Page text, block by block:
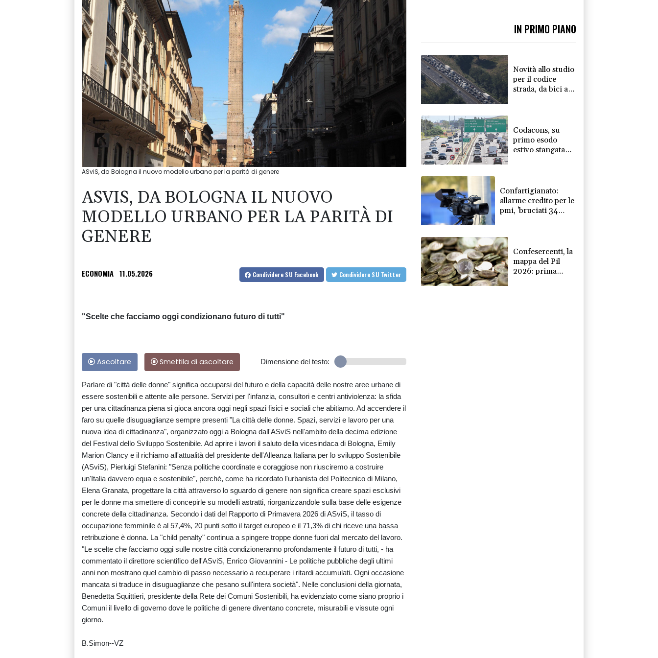
ASviS, da Bologna il nuovo modello urbano per la parità di genere
ASVIS, DA BOLOGNA IL NUOVO
MODELLO URBANO PER LA PARITÀ DI
GENERE
ECONOMIA 11.05.2026 Condividere SU Facebook Condividere SU Twitter
"Scelte che facciamo oggi condizionano futuro di tutti"
Ascoltare Smettila di ascoltare Dimensione del testo:
Parlare di "città delle donne" significa occuparsi del futuro e della capacità delle nostre aree urbane di
essere sostenibili e attente alle persone. Servizi per l'infanzia, consultori e centri antiviolenza: la sfida
per una cittadinanza piena si gioca ancora oggi negli spazi fisici e sociali che abitiamo. Ad accendere il
faro su quelle disuguaglianze sempre presenti "La città delle donne. Spazi, servizi e lavoro per una
nuova idea di cittadinanza", organizzato oggi a Bologna dall'ASviS nell'ambito della decima edizione
del Festival dello Sviluppo Sostenibile. Ad aprire i lavori il saluto della vicesindaca di Bologna, Emily
Marion Clancy e il richiamo all'attualità del presidente dell'Alleanza Italiana per lo sviluppo Sostenibile
(ASviS), Pierluigi Stefanini: "Senza politiche coordinate e coraggiose non riusciremo a costruire
un'Italia davvero equa e sostenibile", perchè, come ha ricordato l'urbanista del Politecnico di Milano,
Elena Granata, progettare la città attraverso lo sguardo di genere non significa creare spazi esclusivi
per le donne ma smettere di concepirle su modelli astratti, riorganizzandole sulla base delle esigenze
concrete della cittadinanza. Secondo i dati del Rapporto di Primavera 2026 di ASviS, il tasso di
occupazione femminile è al 57,4%, 20 punti sotto il target europeo e il 71,3% di chi riceve una bassa
retribuzione è donna. La "child penalty" continua a spingere troppe donne fuori dal mercato del lavoro.
"Le scelte che facciamo oggi sulle nostre città condizioneranno profondamente il futuro di tutti, - ha
commentato il direttore scientifico dell'ASviS, Enrico Giovannini - Le politiche pubbliche degli ultimi
anni non mostrano quel cambio di passo necessario a recuperare i ritardi accumulati. Ogni occasione
mancata si traduce in disuguaglianze che pesano sull'intera società". Nelle conclusioni della giornata,
Benedetta Squittieri, presidente della Rete dei Comuni Sostenibili, ha evidenziato come siano proprio i
Comuni il livello di governo dove le politiche di genere diventano concrete, misurabili e vissute ogni
giorno.
B.Simon--VZ
IN PRIMO PIANO
Novità allo studio
per il codice
strada, da bici a
Codacons, su
primo esodo
estivo stangata
Confartigianato:
allarme credito per le
pmi, 'bruciati 34
Confesercenti, la
mappa del Pil
2026: prima